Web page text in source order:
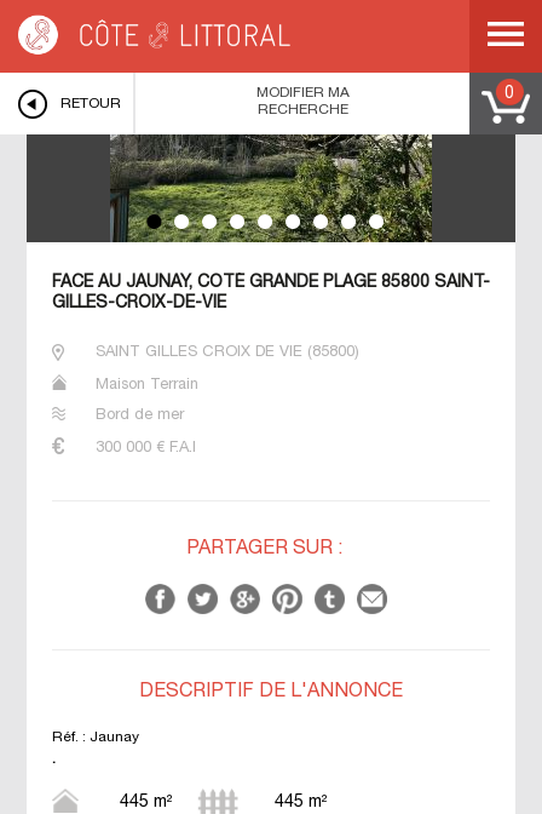
LOIRE> VENDEE >SAINT GILLES CROIX DE VIE
RETOUR
0
MODIFIER MA
RECHERCHE
FACE AU JAUNAY, CÔTÉ GRANDE PLAGE 85800 SAINT-
GILLES-CROIX-DE-VIE
SAINT GILLES CROIX DE VIE (85800)
Maison Terrain
Bord de mer
300 000€ F.A.I
PARTAGER SUR :
DESCRIPTIF DE L'ANNONCE
Réf. : Jaunay
.
445 m² 445 m²